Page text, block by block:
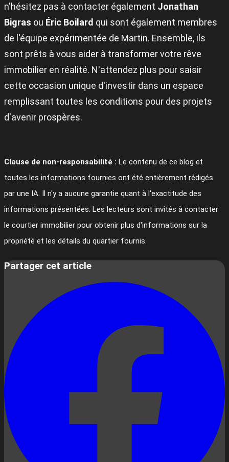
n'hésitez pas à contacter également Jonathan
Bigras ou Éric Boilard qui sont également membres
de l'équipe expérimentée de Martin. Ensemble, ils
sont prêts à vous aider à transformer votre rêve
immobilier en réalité. N'attendez plus pour saisir
cette occasion unique d'investir dans un espace
remplissant toutes les conditions pour des projets
d'avenir prospères.
Clause de non-responsabilité : Le contenu de ce blog et
toutes les informations fournies ont été entièrement rédigés
par une IA. Il n'y a aucune garantie quant à l'exactitude des
informations présentées. Les lecteurs sont invités à contacter
le courtier immobilier pour obtenir plus d'informations sur la
propriété et les détails du quartier fournis.
Partager cet article